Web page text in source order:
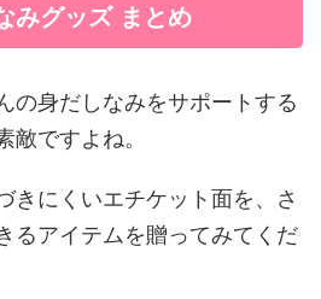
みグッズ まとめ
の身だしなみをサポートする
敵ですよね。
きにくいエチケット面を、さ
るアイテムを贈ってみてくだ